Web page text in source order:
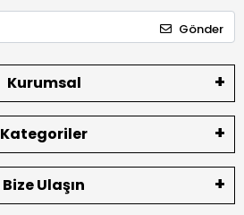
Gönder
Kurumsal
Kategoriler
Bize Ulaşın